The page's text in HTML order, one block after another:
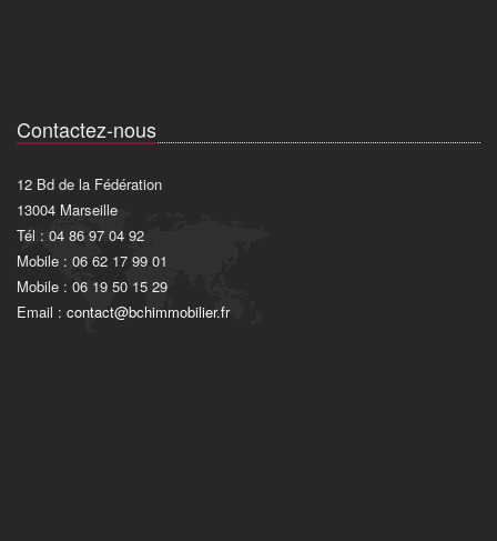
Contactez-nous
12 Bd de la Fédération
13004 Marseille
Tél : 04 86 97 04 92
Mobile : 06 62 17 99 01
Mobile : 06 19 50 15 29
Email : contact@bchimmobilier.fr